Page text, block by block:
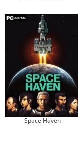
Space Haven